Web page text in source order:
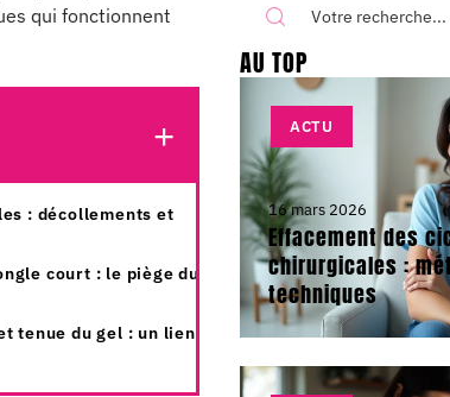
qui fonctionnent
: décollements et
court : le piège du
tenue du gel : un lien
AU TOP
ACTU
16 mars 2026
Effacement des
chirurgicales :
techniques